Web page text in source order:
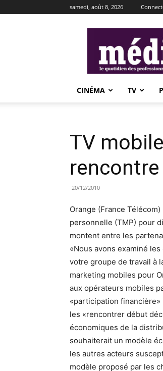
samedi, août 8, 2026
CINÉMA TV
TV
20/12/2010
Orange (France
personnelle (TMP) pour
montent entre les
«Nous avons examiné
votre groupe de travail à
marketing mobiles pour
aux opérateurs mobiles
«participation financière»
les «rencontrer début
économiques de la
souhaiterait un modèle
les autres acteurs
modèle proposé par les